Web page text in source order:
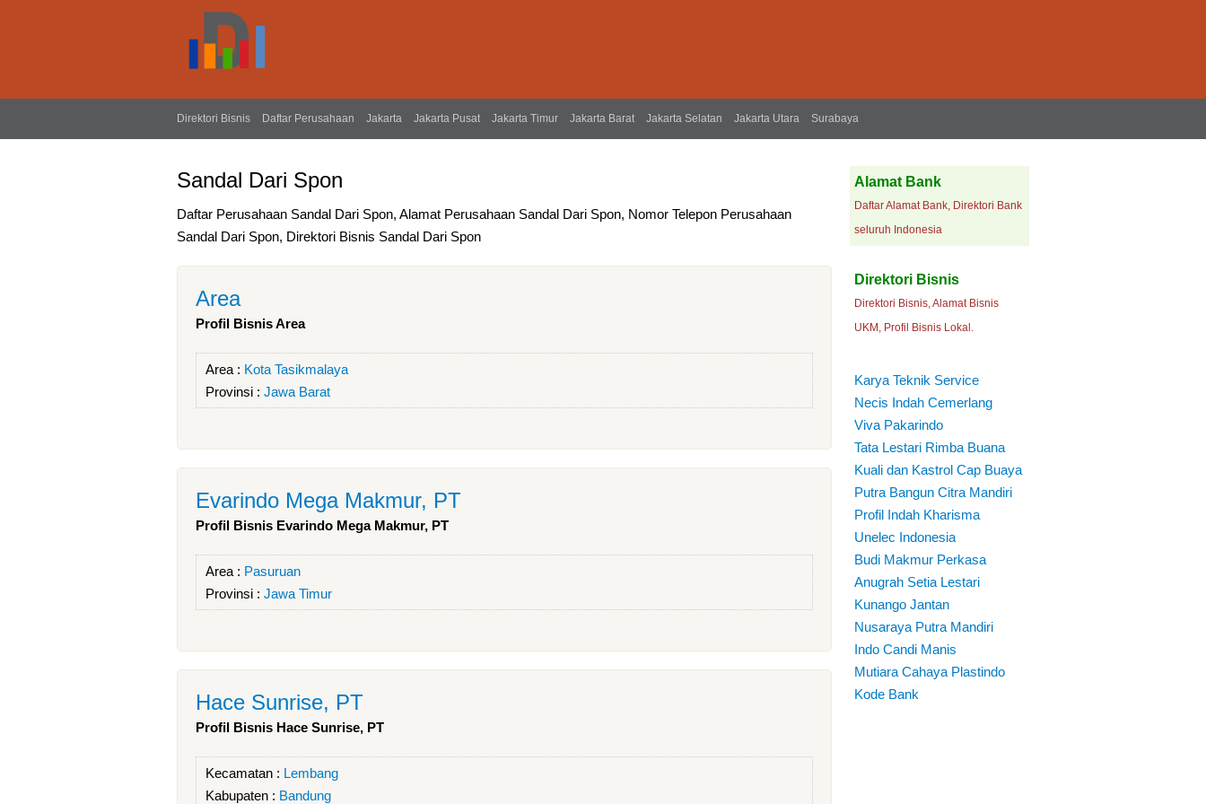
Direktori Bisnis Daftar Perusahaan Jakarta Jakarta Pusat Jakarta Timur Jakarta Barat Jakarta Selatan Jakarta Utara Surabaya
Sandal Dari Spon
Daftar Perusahaan Sandal Dari Spon, Alamat Perusahaan Sandal Dari Spon, Nomor Telepon Perusahaan
Sandal Dari Spon, Direktori Bisnis Sandal Dari Spon
Area
Profil Bisnis Area
Area : Kota Tasikmalaya
Provinsi : Jawa Barat
Evarindo Mega Makmur, PT
Profil Bisnis Evarindo Mega Makmur, PT
Area : Pasuruan
Provinsi : Jawa Timur
Hace Sunrise, PT
Profil Bisnis Hace Sunrise, PT
Kecamatan : Lembang
Kabupaten : Bandung
Alamat Bank
Daftar Alamat Bank, Direktori Bank
seluruh Indonesia
Direktori Bisnis
Direktori Bisnis, Alamat Bisnis
UKM, Profil Bisnis Lokal.
Karya Teknik Service
Necis Indah Cemerlang
Viva Pakarindo
Tata Lestari Rimba Buana
Kuali dan Kastrol Cap Buaya
Putra Bangun Citra Mandiri
Profil Indah Kharisma
Unelec Indonesia
Budi Makmur Perkasa
Anugrah Setia Lestari
Kunango Jantan
Nusaraya Putra Mandiri
Indo Candi Manis
Mutiara Cahaya Plastindo
Kode Bank